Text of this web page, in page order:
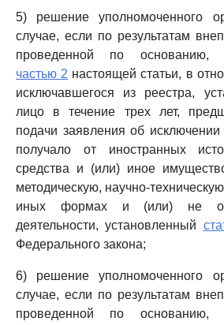
5) решение уполномоченного
случае, если по результатам
проведенной по основанию,
частью 2 настоящей статьи, в
исключавшегося из реестра,
лицо в течение трех лет,
подачи заявления об
получало от иностранных
средства и (или) иное
методическую, научно-
иных формах и (или) не
деятельности, установленный
Федерального закона;
6) решение уполномоченного
случае, если по результатам
проведенной по основанию,